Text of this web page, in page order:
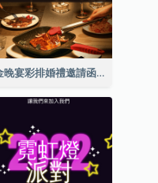
金晚宴彩排婚禮邀請函